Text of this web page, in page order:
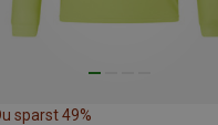
sparst 49%